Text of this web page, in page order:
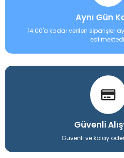
Aynı Gün
14:00'a kadar verilen siparişler
Güvenli
Güvenli ve kolay